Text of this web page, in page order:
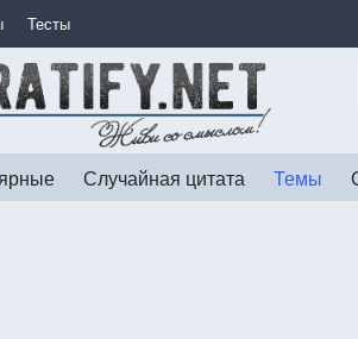
Тесты
Случайная цитата Темы